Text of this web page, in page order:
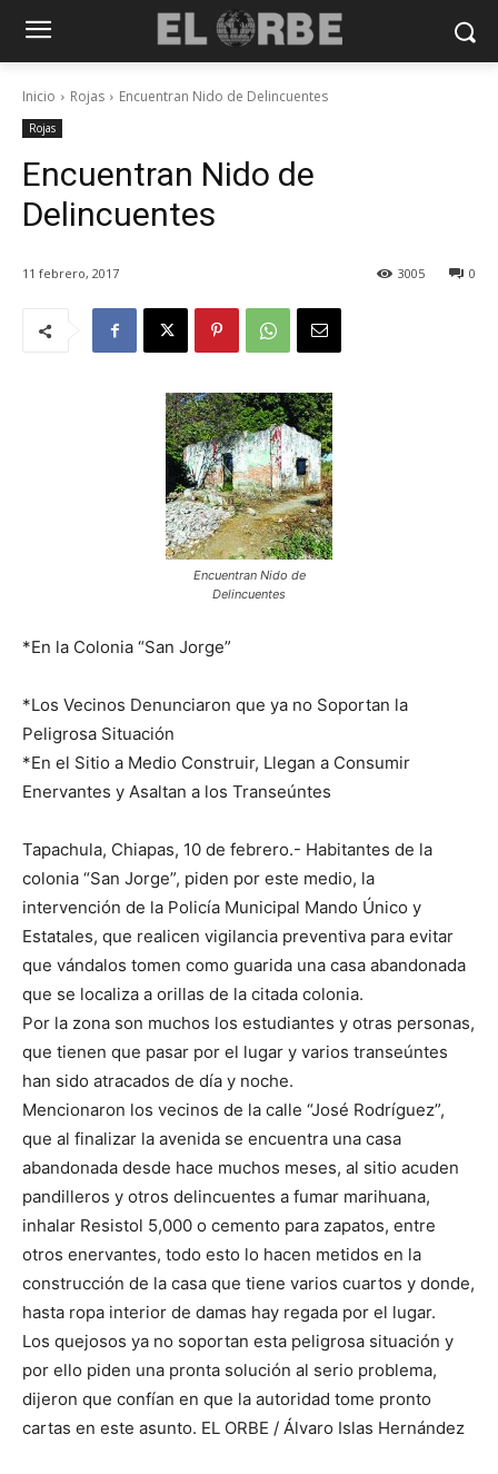
Inicio Rojas Encuentran Nido de Delincuentes
Rojas
Encuentran Nido de
Delincuentes
11 febrero, 2017 0
3005
Encuentran Nido de
Delincuentes
*En la Colonia “San Jorge”
*Los Vecinos Denunciaron que ya no Soportan la
Peligrosa Situación
*En el Sitio a Medio Construir, Llegan a Consumir
Enervantes y Asaltan a los Transeúntes
Tapachula, Chiapas, 10 de febrero.- Habitantes de la
colonia “San Jorge”, piden por este medio, la
intervención de la Policía Municipal Mando Único y
Estatales, que realicen vigilancia preventiva para evitar
que vándalos tomen como guarida una casa abandonada
que se localiza a orillas de la citada colonia.
Por la zona son muchos los estudiantes y otras personas,
que tienen que pasar por el lugar y varios transeúntes
han sido atracados de día y noche.
Mencionaron los vecinos de la calle “José Rodríguez”,
que al finalizar la avenida se encuentra una casa
abandonada desde hace muchos meses, al sitio acuden
pandilleros y otros delincuentes a fumar marihuana,
inhalar Resistol 5,000 o cemento para zapatos, entre
otros enervantes, todo esto lo hacen metidos en la
construcción de la casa que tiene varios cuartos y donde,
hasta ropa interior de damas hay regada por el lugar.
Los quejosos ya no soportan esta peligrosa situación y
por ello piden una pronta solución al serio problema,
dijeron que confían en que la autoridad tome pronto
cartas en este asunto. EL ORBE / Álvaro Islas Hernández